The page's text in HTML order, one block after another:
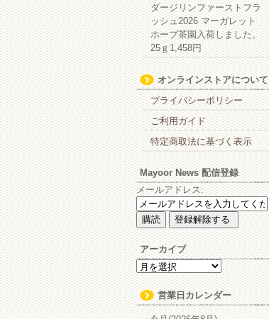
ダージリンファーストフラ
ッシュ2026 マーガレット
ホープ茶園入荷しました。
25ｇ1,458円
オンラインストアについて
プライバシーポリシー
ご利用ガイド
特定商取法に基づく表示
Mayoor News 配信登録
メールアドレス:
アーカイブ
ア
ー
カ
イ
営業日カレンダー